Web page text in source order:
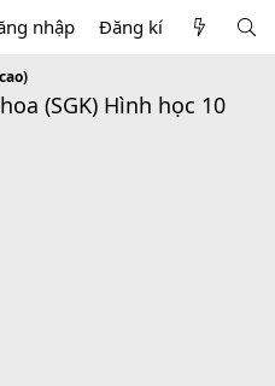
nhập Đăng kí
(SGK) Hình học 10